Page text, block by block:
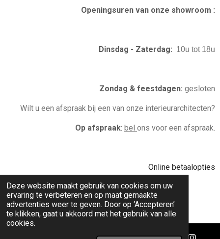
Deze website maakt gebruik van cookies om uw
ervaring te verbeteren en op maat gemaakte
advertenties weer te geven. Door op ‘Accepteren’
te klikken, gaat u akkoord met het gebruik van alle
cookies.
Openingsuren van onze showroom :
Dinsdag - Zaterdag: 10u tot 18u
Zondag & feestdagen: gesloten
Wilt u een afspraak bij een van onze interieurarchitecten?
Op afspraak: bel ons voor een afspraak.
Online betaalopties
© 2020 - 2026 donum